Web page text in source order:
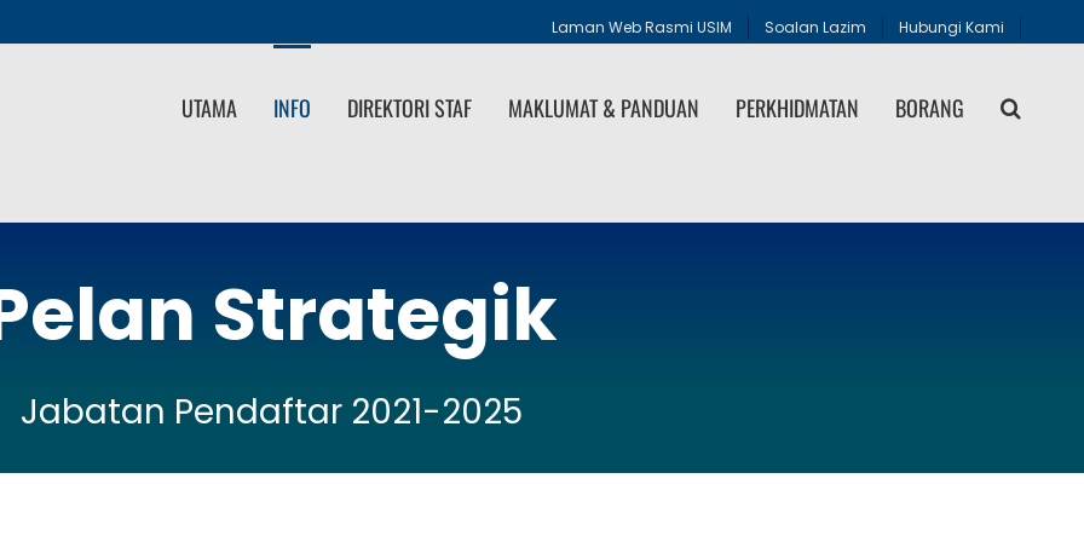
Laman Web Rasmi USIM Soalan Lazim Hubungi Kami
UTAMA INFO DIREKTORI STAF MAKLUMAT & PANDUAN PERKHIDMATAN BORANG
Strategik
Jabatan Pendaftar 2021-2025